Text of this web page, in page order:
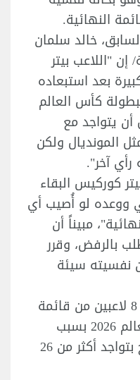
النهائية.
خالد سلمان
"اللاعب بيتر
بعد استبعاده
كأس العالم
أن يتواجد مع
المونديال ولكن
رأي آخر".
كوركيس البقاء
ووعده لو أُصيب أي
مبيناً أن
بالرفض، وقرر
نفسيته سيئة
وكان أرنولد قد قرر استبعاد 8 لاعبين من قائمة
أسود الرافدين في كأس العالم 2026 بسبب
قوانين الفيفا التي لا تسمح بتواجد أكثر من 26